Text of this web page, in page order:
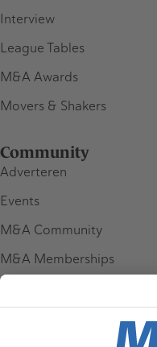
Interview
League Tables
M&A Awards
Movers & Shakers
Community
Adverteren
Events
M&A Community
M&A Memberships